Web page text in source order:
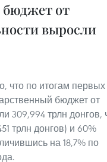
бюджет от
выросли
что по итогам
бюджет от
309,994 трлн донгов,
трлн донгов) и 60%
на 18,7% по